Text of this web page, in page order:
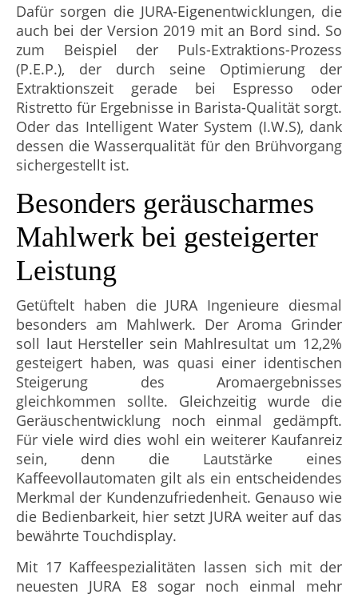
Dafür sorgen die JURA-Eigenentwicklungen, die
auch bei der Version 2019 mit an Bord sind. So
zum Beispiel der Puls-Extraktions-Prozess
(P.E.P.), der durch seine Optimierung der
Extraktionszeit gerade bei Espresso oder
Ristretto für Ergebnisse in Barista-Qualität sorgt.
Oder das Intelligent Water System (I.W.S), dank
dessen die Wasserqualität für den Brühvorgang
sichergestellt ist.
Besonders geräuscharmes
Mahlwerk bei gesteigerter
Leistung
Getüftelt haben die JURA Ingenieure diesmal
besonders am Mahlwerk. Der Aroma Grinder
soll laut Hersteller sein Mahlresultat um 12,2%
gesteigert haben, was quasi einer identischen
Steigerung des Aromaergebnisses
gleichkommen sollte. Gleichzeitig wurde die
Geräuschentwicklung noch einmal gedämpft.
Für viele wird dies wohl ein weiterer Kaufanreiz
sein, denn die Lautstärke eines
Kaffeevollautomaten gilt als ein entscheidendes
Merkmal der Kundenzufriedenheit. Genauso wie
die Bedienbarkeit, hier setzt JURA weiter auf das
bewährte Touchdisplay.
Mit 17 Kaffeespezialitäten lassen sich mit der
neuesten JURA E8 sogar noch einmal mehr